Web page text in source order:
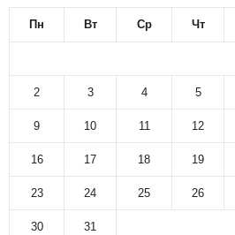
Пн Вт Ср Чт
2 3 4 5
9 10 11 12
16 17 18 19
23 24 25 26
30
31